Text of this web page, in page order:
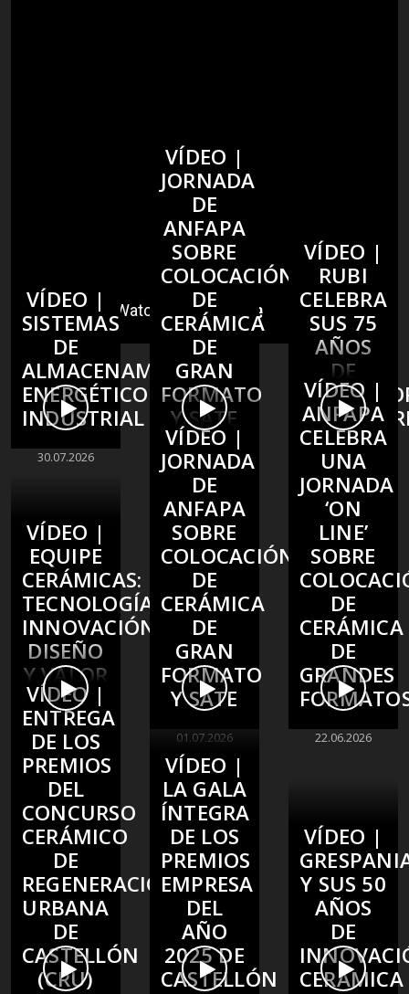
VÍDEO |
SISTEMAS
DE
ALMACENAMIENTO
ENERGÉTICO
INDUSTRIAL
30.07.2026
VÍDEO |
JORNADA
DE
ANFAPA
SOBRE
COLOCACIÓN
DE
CERÁMICA
DE
GRAN
FORMATO
Y SATE
15.07.2026
VÍDEO |
RUBI
CELEBRA
SUS 75
AÑOS
DE
10.07.2026
VÍDEO |
EQUIPE
CERÁMICAS:
TECNOLOGÍA,
INNOVACIÓN,
DISEÑO
Y VALOR
HUMANO
02.07.2026
VÍDEO |
JORNADA
DE
ANFAPA
SOBRE
COLOCACIÓN
DE
CERÁMICA
DE
GRAN
FORMATO
Y SATE
01.07.2026
VÍDEO |
ANFAPA
CELEBRA
UNA
JORNADA
‘ON
LINE’
SOBRE
DE
CERÁMICA
DE
GRANDES
22.06.2026
VÍDEO |
ENTREGA
DE LOS
PREMIOS
DEL
CONCURSO
CERÁMICO
DE
REGENERACIÓN
URBANA
DE
CASTELLÓN
(CRU)
VÍDEO |
LA GALA
ÍNTEGRA
DE LOS
PREMIOS
EMPRESA
DEL
AÑO
2025 DE
CASTELLÓN
VÍDEO |
Y SUS 50
AÑOS
DE
CERÁMICA